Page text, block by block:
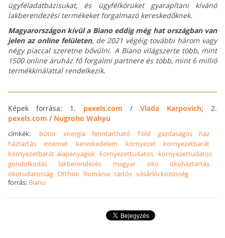
ügyféladatbázisukat, és ügyfélkörüket gyarapítani kívánó
lakberendezési termékeket forgalmazó kereskedőknek.
Magyarországon kívül a Biano eddig még hat országban van
jelen az online felületen, de2021 végéig további három vagy
négy piaccal szeretne bővülni. A Biano világszerte több, mint
1500 online áruház fő forgalmi partnere és több, mint 6 millió
​​termékkínálattal rendelkezik.
Képek forrása: 1. pexels.com /Vlada Karpovich; 2.
pexels.com / Nugroho Wahyu
címkék: bútor energia fenntartható Föld gazdaságos
ház
háztartás
internet kereskedelem környezet
környezetbarát
környezetbarát alapanyagok környezettudatos
környezettudatos
gondolkodás
lakberendezés magyar öko
ökoháztartás
ökotudatosság Otthon Románia tartós vásárlói közösség
forrás: Biano